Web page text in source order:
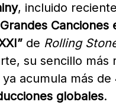
, incluido
Grandes Canciones
de Rolling
su sencillo más
ya acumula más de
globales.